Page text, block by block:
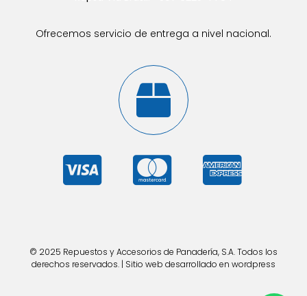
Ofrecemos servicio de entrega a nivel nacional.
© 2025 Repuestos y Accesorios de Panadería, S.A. Todos los
derechos reservados. | Sitio web desarrollado en wordpress